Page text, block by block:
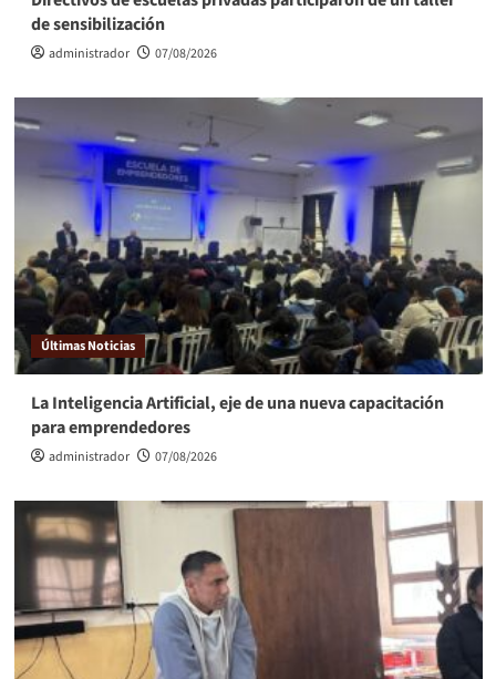
de sensibilización
administrador 07/08/2026
Últimas Noticias
La Inteligencia Artificial, eje de una nueva capacitación
para emprendedores
administrador 07/08/2026